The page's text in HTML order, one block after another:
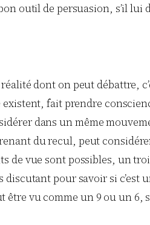
outil de persuasion, s’il lui
dont on peut débattre,
fait prendre
dans un même
du recul, peut
de vue sont possibles, un
pour savoir si c’est
vu comme un 9 ou un 6,